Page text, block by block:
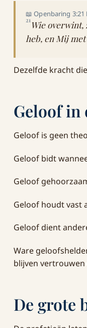
📖 Openbaring 3:21
21 Wie
heb, en Mij
Dezelfde kracht
Geloof
Geloof is geen
Geloof bidt
Geloof
Geloof houdt vast
Geloof dient
Ware
blijven vertrouwen
De grote